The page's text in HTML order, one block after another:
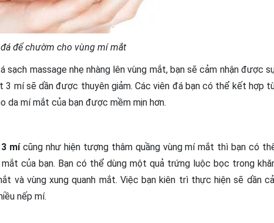
để chườm cho vùng mí mắt
sạch massage nhẹ nhàng lên vùng mắt, bạn sẽ cảm nhận được
3 mí sẽ dần được thuyên giảm. Các viên đá bạn có thể kết hợp
da mí mắt của bạn được mềm mịn hơn.
mícũng như hiện tượng thâm quầng vùng mí mắt thì bạn có
của bạn. Bạn có thể dùng một quả trứng luộc bọc trong
và vùng xung quanh mắt. Việc bạn kiên trì thực hiện sẽ dần
nếp mí.